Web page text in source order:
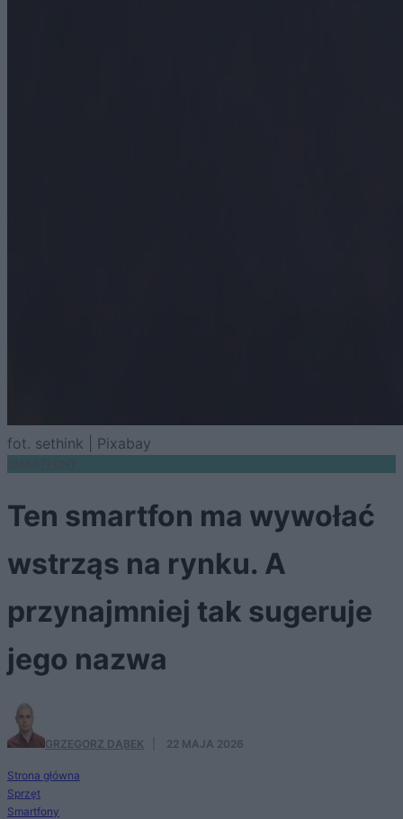
fot. sethink | Pixabay
Ten smartfon ma wywołać
wstrząs na rynku. A
przynajmniej tak sugeruje
jego nazwa
GRZEGORZ DĄBEK 22 MAJA 2026
Strona główna
Sprzęt
Smartfony